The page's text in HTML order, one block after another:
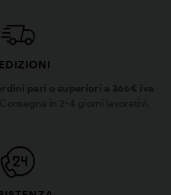
pari o superiori a 366€ iva
in 2-4 giorni lavorativi.